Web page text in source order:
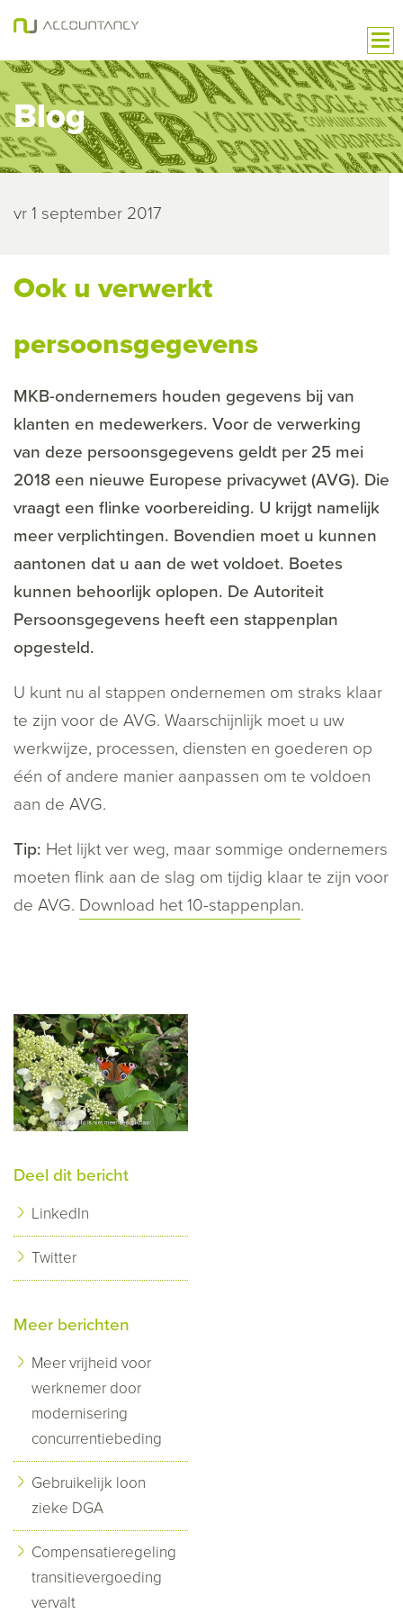
Blog
vr 1 september 2017
Ook u verwerkt
persoonsgegevens
MKB-ondernemers houden gegevens bij van
klanten en medewerkers. Voor de verwerking
van deze persoonsgegevens geldt per 25 mei
2018 een nieuwe Europese privacywet (AVG). Die
vraagt een flinke voorbereiding. U krijgt namelijk
meer verplichtingen. Bovendien moet u kunnen
aantonen dat u aan de wet voldoet. Boetes
kunnen behoorlijk oplopen. De Autoriteit
Persoonsgegevens heeft een stappenplan
opgesteld.
U kunt nu al stappen ondernemen om straks klaar
te zijn voor de AVG. Waarschijnlijk moet u uw
werkwijze, processen, diensten en goederen op
één of andere manier aanpassen om te voldoen
aan de AVG.
Tip: Het lijkt ver weg, maar sommige ondernemers
moeten flink aan de slag om tijdig klaar te zijn voor
de AVG. Download het 10-stappenplan.
Deel dit bericht
LinkedIn
Twitter
Meer berichten
Meer vrijheid voor
werknemer door
modernisering
concurrentiebeding
Gebruikelijk loon
zieke DGA
Compensatieregeling
transitievergoeding
vervalt